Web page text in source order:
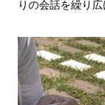
りの会話を繰り